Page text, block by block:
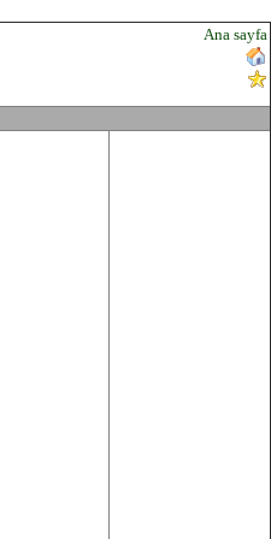
Ana sayfa